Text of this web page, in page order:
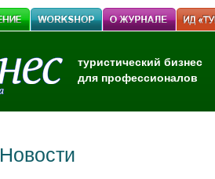
туристический бизнес
для профессионалов
Новости